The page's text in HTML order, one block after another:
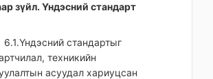
зүйл. Үндэсний стандарт
6.1.Үндэсний стандартыг
техникийн
асуудал хариуцсан